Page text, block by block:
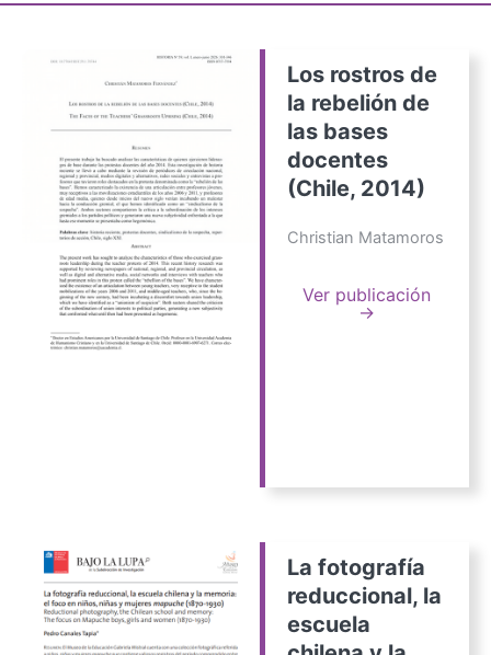
Los rostros de
la rebelión de
las bases
docentes
(Chile, 2014)
Christian Matamoros
Ver publicación
→
La fotografía
reduccional, la
escuela